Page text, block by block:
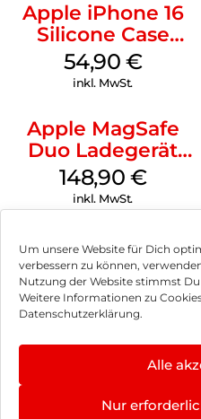
Um unsere Website für Dich
verbessern zu können,
Nutzung der Website stimmst
Weitere Informationen zu
Datenschutzerklärung.
Alle
Nur
Apple iPhone 16
Silicone Case
MagSafe Black
54,90 €
inkl. MwSt.
Apple MagSafe
Duo Ladegerät
Weiß
148,90 €
inkl. MwSt.
Impressum